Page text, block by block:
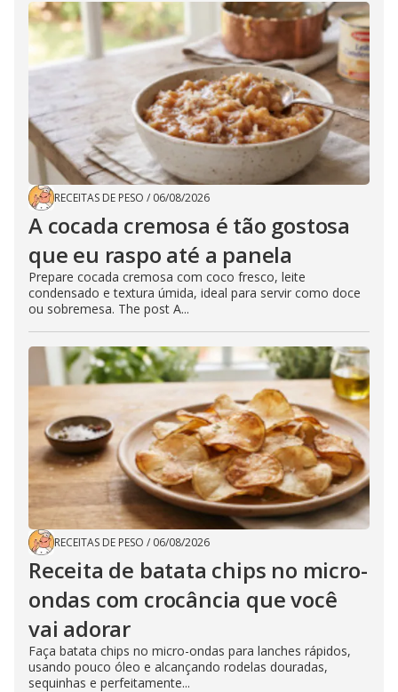
RECEITAS DE PESO / 06/08/2026
A cocada cremosa é tão gostosa
que eu raspo até a panela
Prepare cocada cremosa com coco fresco, leite
condensado e textura úmida, ideal para servir como doce
ou sobremesa. The post A...
RECEITAS DE PESO / 06/08/2026
Receita de batata chips no micro-
ondas com crocância que você
vai adorar
Faça batata chips no micro-ondas para lanches rápidos,
usando pouco óleo e alcançando rodelas douradas,
sequinhas e perfeitamente...